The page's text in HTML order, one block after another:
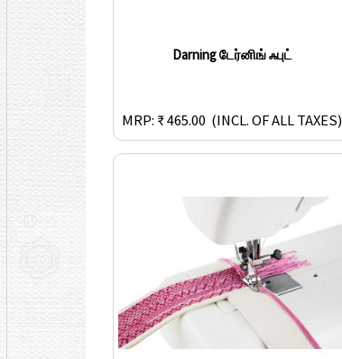
Darning டேர்னிங் ஃபுட்
MRP: ₹ 465.00 (INCL. OF ALL TAXES)